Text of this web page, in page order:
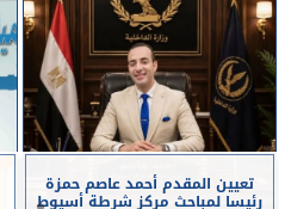
تعيين المقدم أحمد عاصم حمزة
رئيسا لمباحث مركز شرطة أسيوط